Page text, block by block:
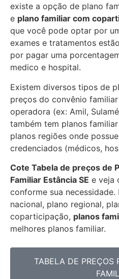
existe a opção de plano
e plano familiar com
que você pode optar por
exames e tratamentos
por pagar uma
medico e hospital.
Existem diversos tipos de
preços do convênio
operadora (ex: Amil,
também tem planos
planos regiões onde
credenciados (médicos,
Cote Tabela de preços de
Familiar Estância SE e veja
conforme sua
nacional, plano regional,
coparticipação, planos
melhores planos familiar.
TABELA DE PREÇOS